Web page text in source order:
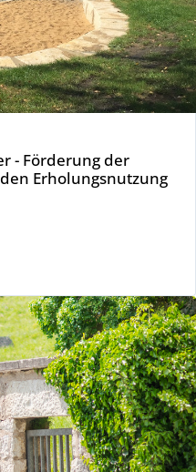
- Förderung der
Erholungsnutzung